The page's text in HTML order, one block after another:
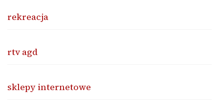
rekreacja
rtv agd
sklepy internetowe